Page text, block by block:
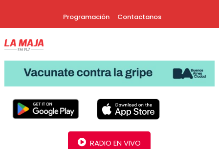
Programación Contactanos
Radio La Maja
RADIO EN VIVO